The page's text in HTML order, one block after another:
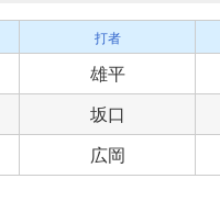
打者
雄平
坂口
広岡